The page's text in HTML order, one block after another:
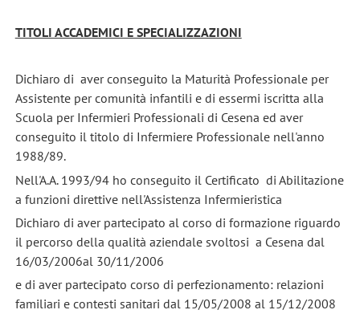
TITOLI ACCADEMICI E SPECIALIZZAZIONI
Dichiaro di aver conseguito la Maturità Professionale per
Assistente per comunità infantili e di essermi iscritta alla
Scuola per Infermieri Professionali di Cesena ed aver
conseguito il titolo di Infermiere Professionale nell'anno
1988/89.
Nell'A.A. 1993/94 ho conseguito il Certificato di Abilitazione
a funzioni direttive nell'Assistenza Infermieristica
Dichiaro di aver partecipato al corso di formazione riguardo
il percorso della qualità aziendale svoltosi a Cesena dal
16/03/2006al 30/11/2006
e di aver partecipato corso di perfezionamento: relazioni
familiari e contesti sanitari dal 15/05/2008 al 15/12/2008